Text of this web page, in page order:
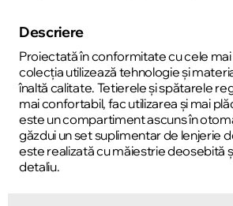
Descriere
Proiectată în conformitate cu cele
colecția utilizează tehnologie și
înaltă calitate. Tetierele și spătarele
mai confortabil, fac utilizarea și mai
este un compartiment ascuns în
găzdui un set suplimentar de lenjerie
este realizată cu măiestrie deosebită
detaliu.